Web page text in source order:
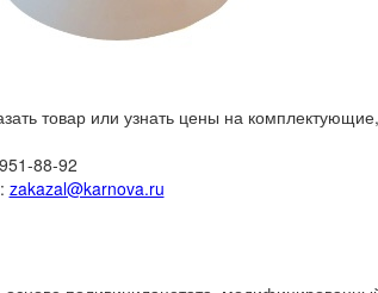
товар или узнать цены на
88-92
zakazal@karnova.ru